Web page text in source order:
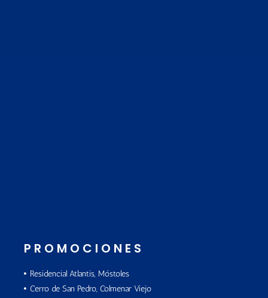
PROMOCIONES
Residencial Atlantis, Móstoles
Cerro de San Pedro, Colmenar Viejo